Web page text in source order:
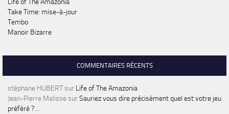
Life of The Amazonia
Take Time: mise-à-jour
Tembo
Manoir Bizarre
COMMENTAIRES RÉCENTS
stéphane HUBERTsur Life of The Amazonia
Jean-Pierre MalissesurSauriez vous dire précisément quel est votre jeu
préféré ?…